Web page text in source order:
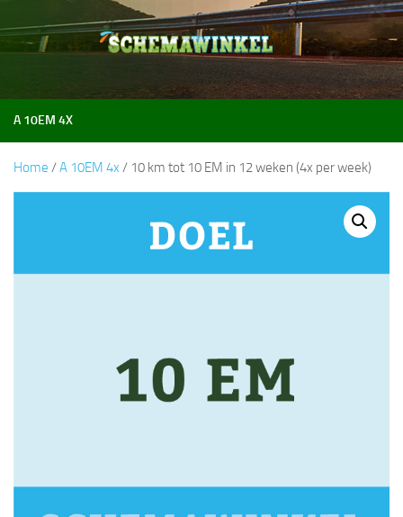
Doorgaan naar inhoud
A 10EM 4X
Home /A 10EM 4x / 10 km tot 10 EM in 12 weken (4x per week)